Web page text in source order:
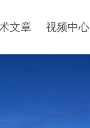
文章 视频中心